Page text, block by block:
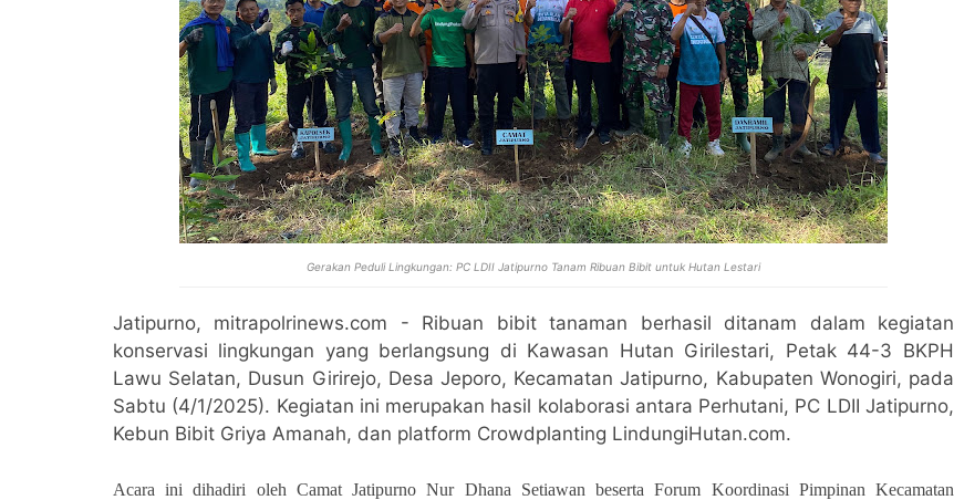
Gerakan Peduli Lingkungan: PC LDII Jatipurno Tanam Ribuan Bibit untuk Hutan Lestari
Jatipurno, mitrapolrinews.com - Ribuan bibit tanaman berhasil ditanam dalam kegiatan
konservasi lingkungan yang berlangsung di Kawasan Hutan Girilestari, Petak 44-3 BKPH
Lawu Selatan, Dusun Girirejo, Desa Jeporo, Kecamatan Jatipurno, Kabupaten Wonogiri, pada
Sabtu (4/1/2025). Kegiatan ini merupakan hasil kolaborasi antara Perhutani, PC LDII Jatipurno,
Kebun Bibit Griya Amanah, dan platform Crowdplanting LindungiHutan.com.
Acara ini dihadiri oleh Camat Jatipurno Nur Dhana Setiawan beserta Forum Koordinasi Pimpinan Kecamatan